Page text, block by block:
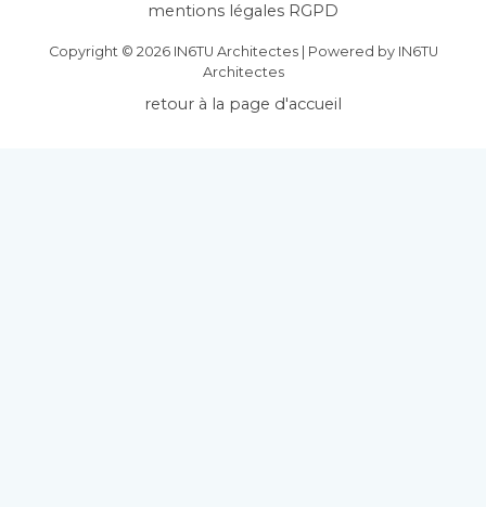
mentions légales RGPD
Copyright © 2026 IN6TU Architectes | Powered by IN6TU
Architectes
retour à la page d'accueil